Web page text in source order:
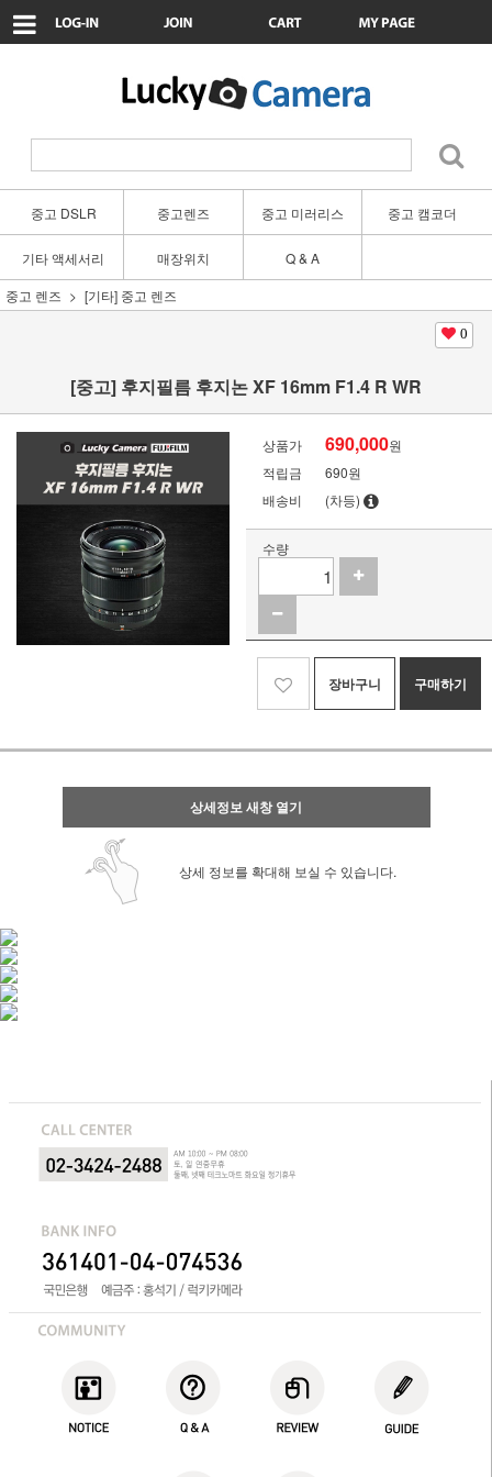
중고 DSLR 중고렌즈 중고 미러리스 중고 캠코더
기타 액세서리 매장위치
Q & A
중고 렌즈
[기타] 중고 렌즈
0
[중고] 후지필름 후지논 XF 16mm F1.4 R WR
상품가 690,000원
적립금
690원
배송비
(차등)
수량
장바구니 구매하기
상세정보 새창 열기
상세 정보를 확대해 보실 수 있습니다.